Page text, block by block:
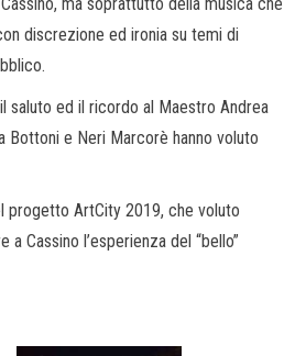
discrezione ed ironia su temi di
saluto ed il ricordo al Maestro Andrea
Bottoni e Neri Marcorè hanno voluto
progetto ArtCity 2019, che voluto
a Cassino l’esperienza del “bello”